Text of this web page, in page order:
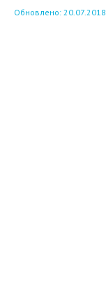
Обновлено: 20.07.2018